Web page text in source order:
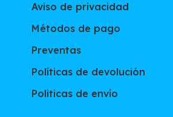
Aviso de privacidad
Métodos de pago
Preventas
Políticas de devolución
Politicas de envío